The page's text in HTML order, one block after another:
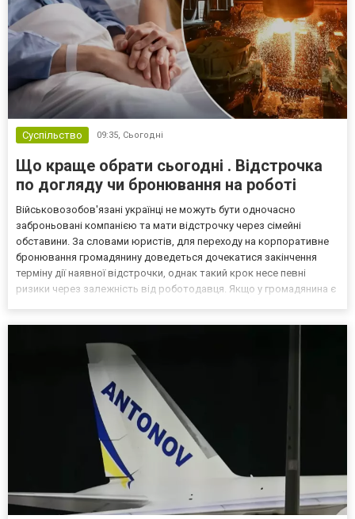
Суспільство 09:35, Сьогодні
Що краще обрати сьогодні . Відстрочка
по догляду чи бронювання на роботі
Військовозобов'язані українці не можуть бути одночасно
заброньовані компанією та мати відстрочку через сімейні
обставини. За словами юристів, для переходу на корпоративне
бронювання громадянину доведеться дочекатися закінчення
терміну дії наявної відстрочки, однак такий крок несе певні
ризики через залежність від роботодавця. Якщо у громадянина є